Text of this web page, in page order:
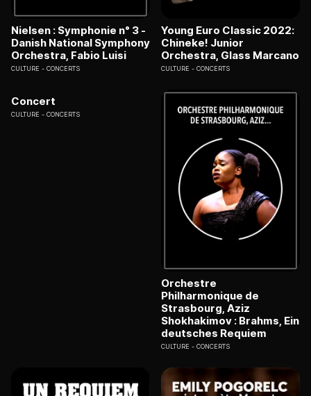
Nielsen : Symphonie n° 3 -
Danish National Symphony
Orchestra, Fabio Luisi
CULTURE CONCERTS
Young Euro Classic 2022:
Chineke! Junior
Orchestra, Glass Marcano
CULTURE CONCERTS
Concert
CULTURE CONCERTS
Orchestre
Philharmonique de
Strasbourg, Aziz
Shokhakimov : Brahms, Ein
deutsches Requiem
CULTURE CONCERTS